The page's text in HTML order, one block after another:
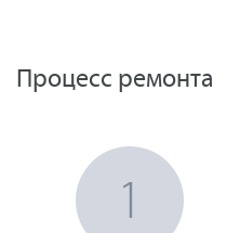
Процесс ремонта
1